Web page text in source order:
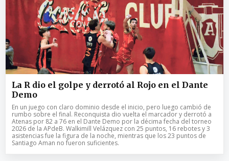
La R dio el golpe y derrotó al Rojo en el Dante
Demo
En un juego con claro dominio desde el inicio, pero luego cambió de
rumbo sobre el final. Reconquista dio vuelta el marcador y derrotó a
Atenas por 82 a 76 en el Dante Demo por la décima fecha del torneo
2026 de la APdeB. Walkimill Velázquez con 25 puntos, 16 rebotes y 3
asistencias fue la figura de la noche, mientras que los 23 puntos de
Santiago Aman no fueron suficientes.